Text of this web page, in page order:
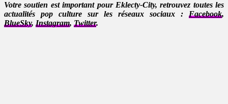
Votre soutien est important pour Eklecty-City, retrouvez toutes les
actualités pop culture sur les réseaux sociaux : Facebook,
BlueSky, Instagram, Twitter.